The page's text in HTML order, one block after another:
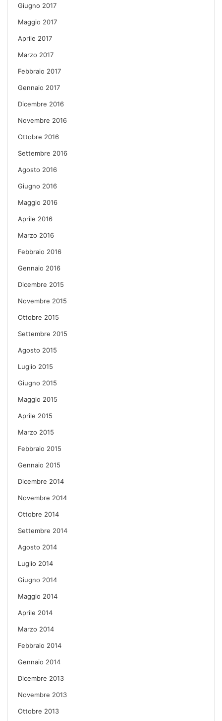
Giugno 2017
Maggio 2017
Aprile 2017
Marzo 2017
Febbraio 2017
Gennaio 2017
Dicembre 2016
Novembre 2016
Ottobre 2016
Settembre 2016
Agosto 2016
Giugno 2016
Maggio 2016
Aprile 2016
Marzo 2016
Febbraio 2016
Gennaio 2016
Dicembre 2015
Novembre 2015
Ottobre 2015
Settembre 2015
Agosto 2015
Luglio 2015
Giugno 2015
Maggio 2015
Aprile 2015
Marzo 2015
Febbraio 2015
Gennaio 2015
Dicembre 2014
Novembre 2014
Ottobre 2014
Settembre 2014
Agosto 2014
Luglio 2014
Giugno 2014
Maggio 2014
Aprile 2014
Marzo 2014
Febbraio 2014
Gennaio 2014
Dicembre 2013
Novembre 2013
Ottobre 2013